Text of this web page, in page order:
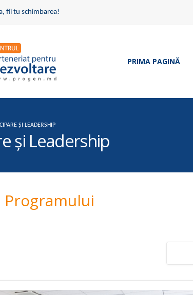
fii tu schimbarea!
PRIMA PAGINĂ
ȘI LEADERSHIP
și Leadership